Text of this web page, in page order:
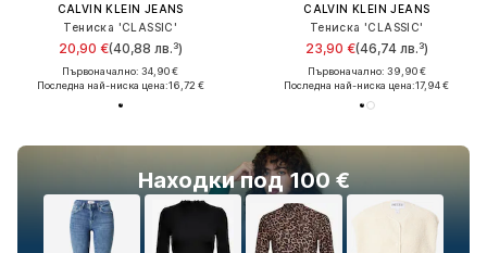
CALVIN KLEIN JEANS
Тениска 'CLASSIC'
20,90 €(40,88 лв.³)
Първоначално: 34,90 €
Последна най-ниска цена:16,72 €
Находки под 100 €
CALVIN KLEIN JEANS
Тениска 'CLASSIC'
23,90 €(46,74 лв.³)
Първоначално: 39,90 €
Последна най-ниска цена:17,94 €